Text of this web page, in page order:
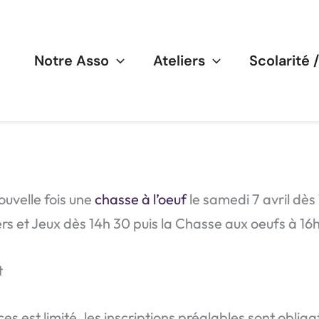
Notre Asso Ateliers Scolarité
fois unechasse à l’oeufle samedi 7 avril
et Jeux dès 14h 30 puis la Chasse aux oeufs à